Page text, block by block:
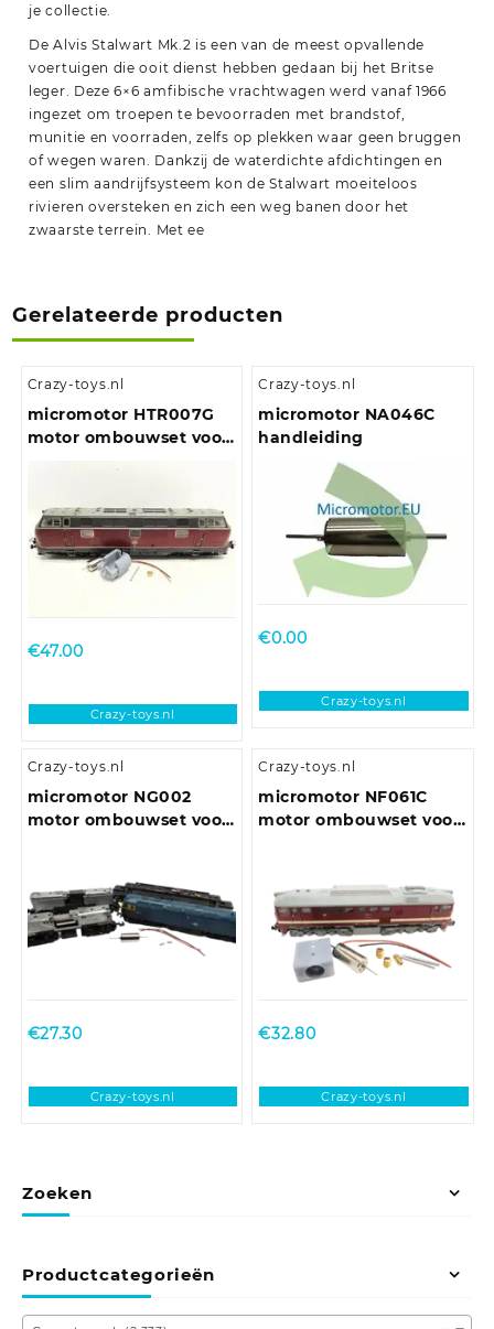
je collectie.
De Alvis Stalwart Mk.2 is een van de meest opvallende
voertuigen die ooit dienst hebben gedaan bij het Britse
leger. Deze 6×6 amfibische vrachtwagen werd vanaf 1966
ingezet om troepen te bevoorraden met brandstof,
munitie en voorraden, zelfs op plekken waar geen bruggen
of wegen waren. Dankzij de waterdichte afdichtingen en
een slim aandrijfsysteem kon de Stalwart moeiteloos
rivieren oversteken en zich een weg banen door het
zwaarste terrein. Met ee
Gerelateerde producten
Crazy-toys.nl
micromotor HTR007G
motor ombouwset voor
€47.00
Crazy-toys.nl
Crazy-toys.nl
micromotor NA046C
handleiding
€0.00
Crazy-toys.nl
Crazy-toys.nl
micromotor NG002
motor ombouwset voor
50, 52, 55, 56, 57, 91, AEC
Railcar
€27.30
Crazy-toys.nl
Crazy-toys.nl
micromotor NF061C
motor ombouwset voor
€32.80
Crazy-toys.nl
Zoeken
Productcategorieën